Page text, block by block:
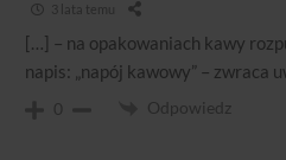
3 lata temu
[…] – na opakowaniach kawy
napis: „napój kawowy” – zwraca
0 Odpowiedz